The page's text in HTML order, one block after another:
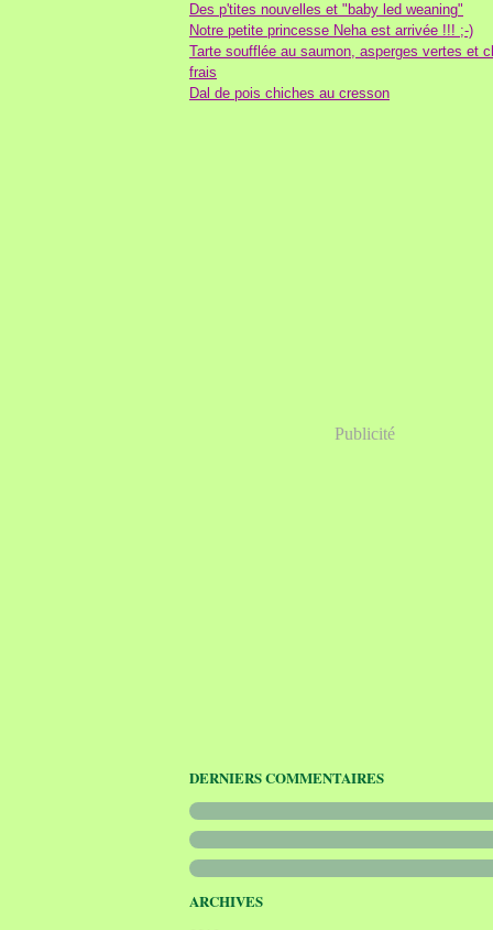
Des p'tites nouvelles et "baby led weaning"
Notre petite princesse Neha est arrivée !!! ;-)
Tarte soufflée au saumon, asperges vertes et
frais
Dal de pois chiches au cresson
Publicité
DERNIERS COMMENTAIRES
ARCHIVES